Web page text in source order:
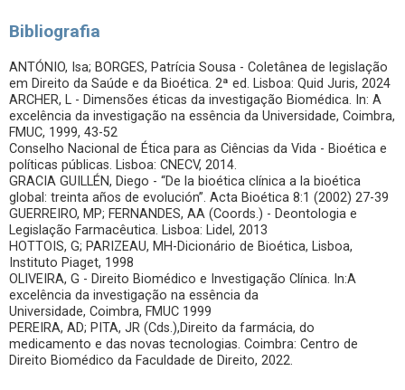
Bibliografia
ANTÓNIO, Isa; BORGES, Patrícia Sousa - Coletânea de legislação
em Direito da Saúde e da Bioética. 2ª ed. Lisboa: Quid Juris, 2024
ARCHER, L - Dimensões éticas da investigação Biomédica. In: A
excelência da investigação na essência da Universidade, Coimbra,
FMUC, 1999, 43-52
Conselho Nacional de Ética para as Ciências da Vida - Bioética e
políticas públicas. Lisboa: CNECV, 2014.
GRACIA GUILLÉN, Diego - “De la bioética clínica a la bioética
global: treinta años de evolución”. Acta Bioética 8:1 (2002) 27-39
GUERREIRO, MP; FERNANDES, AA (Coords.) - Deontologia e
Legislação Farmacêutica. Lisboa: Lidel, 2013
HOTTOIS, G; PARIZEAU, MH-Dicionário de Bioética, Lisboa,
Instituto Piaget, 1998
OLIVEIRA, G - Direito Biomédico e Investigação Clínica. In:A
excelência da investigação na essência da
Universidade, Coimbra, FMUC 1999
PEREIRA, AD; PITA, JR (Cds.),Direito da farmácia, do
medicamento e das novas tecnologias. Coimbra: Centro de
Direito Biomédico da Faculdade de Direito, 2022.